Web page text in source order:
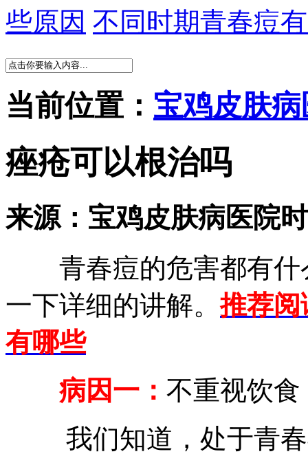
些原因 不同时期青春痘
当前位置： 宝鸡皮肤
痤疮可以根治吗
来源：宝鸡皮肤病医院
青春痘的危害都有什
一下详细的讲解。推荐阅
有哪些
病因一： 不重视饮
我们知道，处于青春